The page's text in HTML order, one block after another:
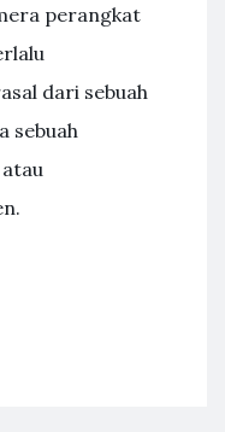
perangkat
dari sebuah
sebuah